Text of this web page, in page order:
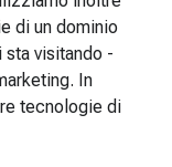
di un dominio
visitando -
In
tecnologie di